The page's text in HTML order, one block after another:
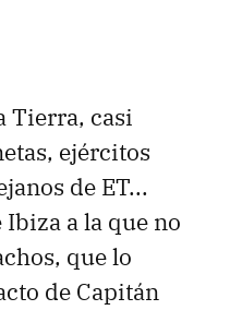
Tierra, casi
ejércitos
de ET...
Ibiza a la que no
que lo
de Capitán